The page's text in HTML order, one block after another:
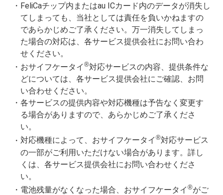
FeliCaチップ内またはau ICカード内のデータが消失し
てしまっても、当社としては責任を負いかねますの
であらかじめご了承ください。万一消失してしまっ
た場合の対応は、各サービス提供会社にお問い合わ
せください。
おサイフケータイ ®対応サービスの内容、提供条件な
どについては、各サービス提供会社にご確認、お問
い合わせください。
各サービスの提供内容や対応機種は予告なく変更す
る場合がありますので、あらかじめご了承くださ
い。
対応機種によって、おサイフケータイ ®対応サービス
の一部がご利用いただけない場合があります。詳し
くは、各サービス提供会社にお問い合わせくださ
い。
電池残量がなくなった場合、おサイフケータイ ®がご